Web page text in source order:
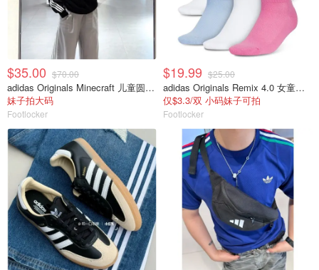
$35.00 $70.00
adidas Originals Minecraft 儿童圆领卫衣
妹子拍大码
Footlocker
$19.99 $25.00
adidas Originals Remix 4.0 女童中筒袜 6双装
仅$3.3/双 小码妹子可拍
Footlocker